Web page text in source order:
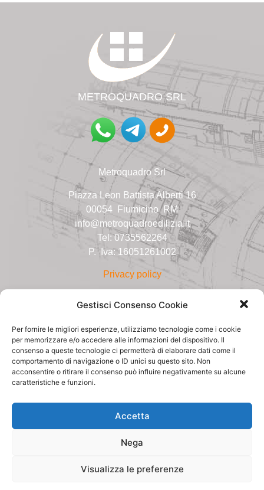
Gestisci Consenso Cookie
Per fornire le migliori esperienze, utilizziamo tecnologie come i cookie
per memorizzare e/o accedere alle informazioni del dispositivo. Il
consenso a queste tecnologie ci permetterà di elaborare dati come il
comportamento di navigazione o ID unici su questo sito. Non
acconsentire o ritirare il consenso può influire negativamente su alcune
caratteristiche e funzioni.
Accetta
Nega
Visualizza le preferenze
METROQUADRO SRL
Metroquadro Srl
Piazza Leon Battista Alberti16
00054 Fiumicino RM
info@metroquadroedilizia.it
Tel: 0735562264
P. Iva: 16051261002
Privacy policy